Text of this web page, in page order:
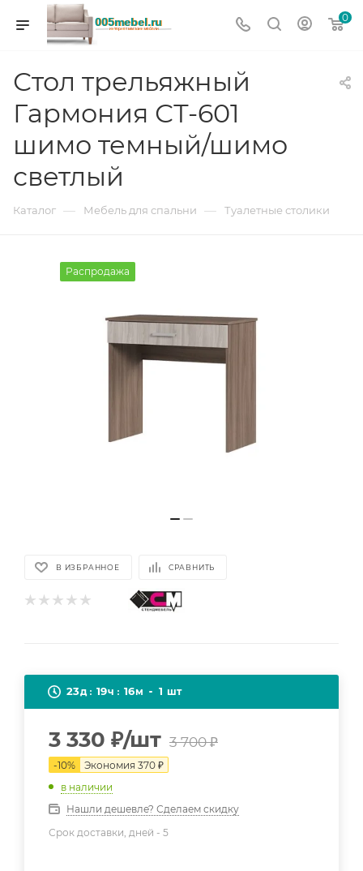
0
Стол трельяжный
Гармония СТ-601
шимо темный/шимо
светлый
Каталог — Мебель для спальни — Туалетные столики
Распродажа
В ИЗБРАННОЕ СРАВНИТЬ
23д 19ч 16м 1 шт
3 330 ₽/шт 3 700₽
-10% Экономия 370 ₽
в наличии
Нашли дешевле? Сделаем скидку
Срок доставки, дней - 5